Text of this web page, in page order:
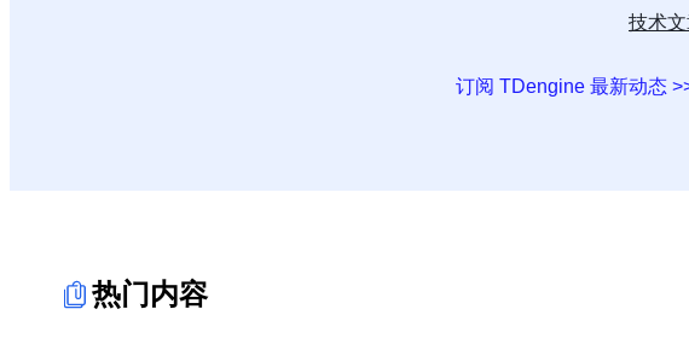
技术
订阅 TDengine 最新动态
热门内容